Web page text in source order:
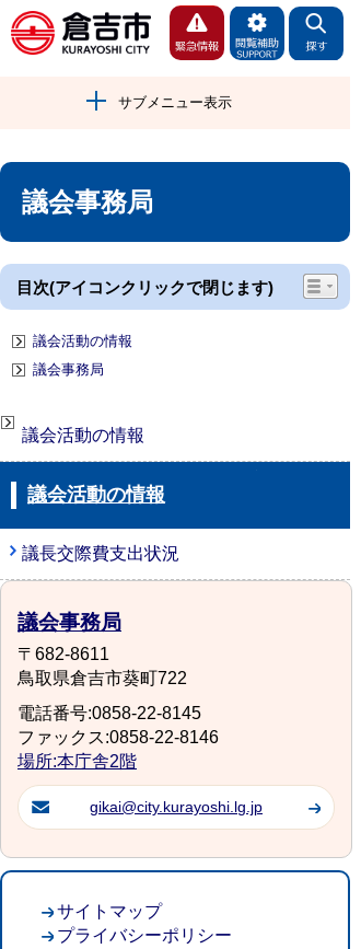
サブメニュー表示
議会事務局
目次(アイコンクリックで閉じます)
議会活動の情報
議会事務局
議会活動の情報
議会活動の情報
議長交際費支出状況
議会事務局
〒682-8611
鳥取県倉吉市葵町722
電話番号:0858-22-8145
ファックス:0858-22-8146
場所:本庁舎2階
gikai@city.kurayoshi.lg.jp
サイトマップ
プライバシーポリシー